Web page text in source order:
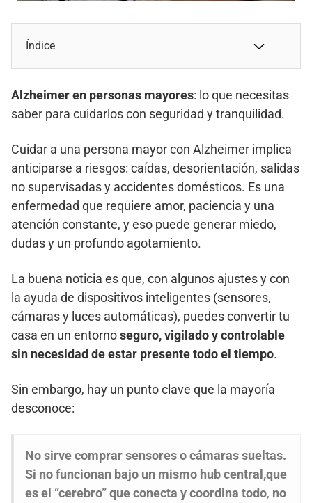
Índice
Alzheimer en personas mayores: lo que necesitas
saber para cuidarlos con seguridad y tranquilidad.
Cuidar a una persona mayor con Alzheimer implica
anticiparse a riesgos: caídas, desorientación, salidas
no supervisadas y accidentes domésticos. Es una
enfermedad que requiere amor, paciencia y una
atención constante, y eso puede generar miedo,
dudas y un profundo agotamiento.
La buena noticia es que, con algunos ajustes y con
la ayuda de dispositivos inteligentes (sensores,
cámaras y luces automáticas), puedes convertir tu
casa en un entornoseguro, vigilado y controlable
sin necesidad de estar presente todo el tiempo.
Sin embargo, hay un punto clave que la mayoría
desconoce:
No sirve comprar sensores o cámaras sueltas.
Si no funcionan bajo un mismo hub central,que
es el “cerebro” que conecta y coordina todo, no